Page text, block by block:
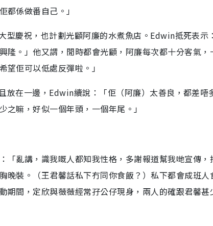
都係做番自己。」
慶祝，也計劃光顧阿廉的水煮魚店。Edwin抵死表示
隆。」他又謂，閒時都會光顧，阿廉每次都十分客氣，
望佢可以低處反彈啦。」
放在一邊，Edwin續說：「佢（阿廉）太善良，都差唔
嘛，好似一個年頭，一個年尾。」
「亂講，識我嘅人都知我性格，多謝報道幫我哋宣傳，
裝。（王君馨話私下冇同你食飯？）私下都會成班人
期間，定欣與薇薇經常孖公仔現身，兩人的確跟君馨甚